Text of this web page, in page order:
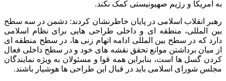
به امریکا و رژیم صهیونیستی کمک نکند.
رهبر انقلاب اسلامی در پایان خاطرنشان کردند: دشمن در سه سطح
بین المللی، منطقه ای و داخلی طراحی هایی برای نظام اسلامی
دارد که در سطح بین المللی ادامه اتهام زنی ها، در سطح منطقه ای
از میان برداشتن موانع تحقق نقشه های خود و در سطح داخلی فعال
کردن گسل ها است، بنابراین همه قوا و مسئولان به ویژه نمایندگان
مجلس شورای اسلامی باید در قبال این طراحی ها هوشیار باشند.